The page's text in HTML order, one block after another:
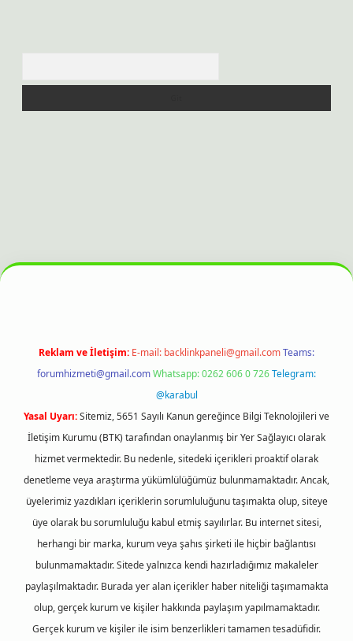
Reklam ve İletişim: E-mail: backlinkpaneli@gmail.comTeams:
forumhizmeti@gmail.comWhatsapp: 0262 606 0 726Telegram:
@karabul
Yasal Uyarı:Sitemiz, 5651 Sayılı Kanun gereğince Bilgi Teknolojileri ve
İletişim Kurumu (BTK) tarafından onaylanmış bir Yer Sağlayıcı olarak
hizmet vermektedir. Bu nedenle, sitedeki içerikleri proaktif olarak
denetleme veya araştırma yükümlülüğümüz bulunmamaktadır. Ancak,
üyelerimiz yazdıkları içeriklerin sorumluluğunu taşımakta olup, siteye
üye olarak bu sorumluluğu kabul etmiş sayılırlar. Bu internet sitesi,
herhangi bir marka, kurum veya şahıs şirketi ile hiçbir bağlantısı
bulunmamaktadır. Sitede yalnızca kendi hazırladığımız makaleler
paylaşılmaktadır. Burada yer alan içerikler haber niteliği taşımamakta
olup, gerçek kurum ve kişiler hakkında paylaşım yapılmamaktadır.
Gerçek kurum ve kişiler ile isim benzerlikleri tamamen tesadüfidir.